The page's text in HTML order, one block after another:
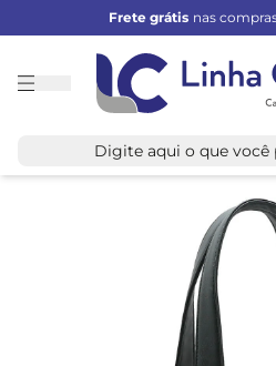
Frete grátis nas
Linha